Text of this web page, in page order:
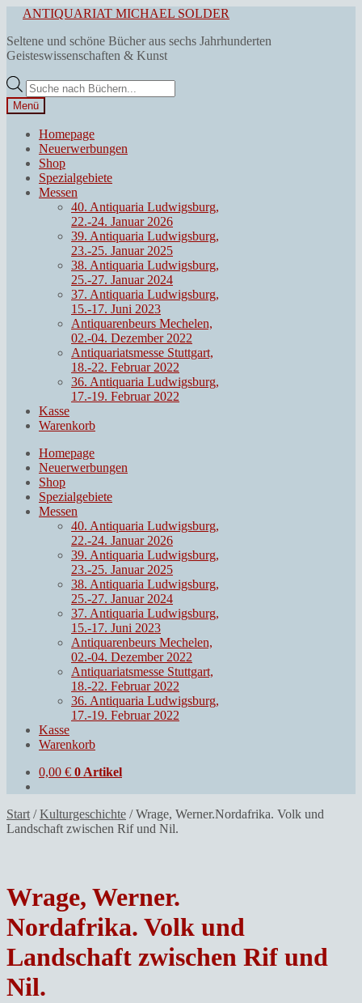
springen
Zum
springen
ANTIQUARIAT MICHAEL SOLDER
Seltene und schöne Bücher aus sechs Jahrhunderten
Geisteswissenschaften & Kunst
Products
search
Menü
Homepage
Neuerwerbungen
Shop
Spezialgebiete
Messen
40. Antiquaria Ludwigsburg,
22.-24. Januar 2026
39. Antiquaria Ludwigsburg,
23.-25. Januar 2025
38. Antiquaria Ludwigsburg,
25.-27. Januar 2024
37. Antiquaria Ludwigsburg,
15.-17. Juni 2023
Antiquarenbeurs Mechelen,
02.-04. Dezember 2022
Antiquariatsmesse Stuttgart,
18.-22. Februar 2022
36. Antiquaria Ludwigsburg,
17.-19. Februar 2022
Kasse
Warenkorb
Homepage
Neuerwerbungen
Shop
Spezialgebiete
Messen
40. Antiquaria Ludwigsburg,
22.-24. Januar 2026
39. Antiquaria Ludwigsburg,
23.-25. Januar 2025
38. Antiquaria Ludwigsburg,
25.-27. Januar 2024
37. Antiquaria Ludwigsburg,
15.-17. Juni 2023
Antiquarenbeurs Mechelen,
02.-04. Dezember 2022
Antiquariatsmesse Stuttgart,
18.-22. Februar 2022
36. Antiquaria Ludwigsburg,
17.-19. Februar 2022
Kasse
Warenkorb
0,00 € 0 Artikel
Start /Kulturgeschichte /Wrage, Werner.Nordafrika. Volk und
Landschaft zwischen Rif und Nil.
Wrage, Werner.
Nordafrika. Volk und
Landschaft zwischen Rif und
Nil.